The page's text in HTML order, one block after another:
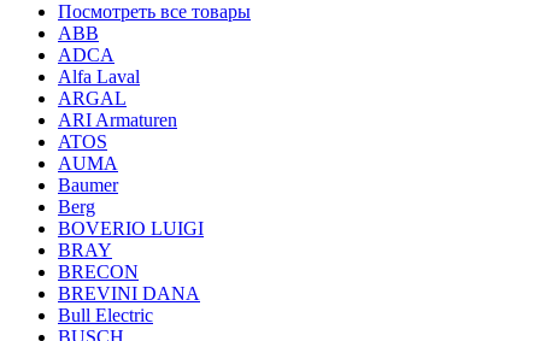
Посмотреть все товары
ABB
ADCA
Alfa Laval
ARGAL
ARI Armaturen
ATOS
AUMA
Baumer
Berg
BOVERIO LUIGI
BRAY
BRECON
BREVINI DANA
Bull Electric
BUSCH